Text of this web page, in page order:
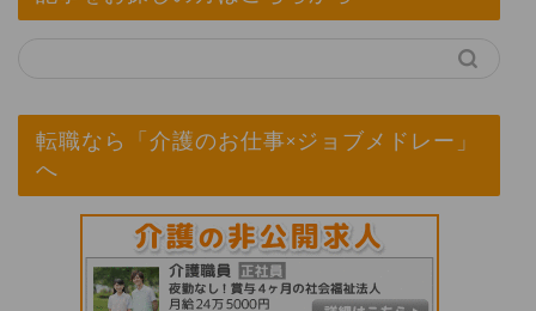
転職なら「介護のお仕事×ジョブメドレー」
へ